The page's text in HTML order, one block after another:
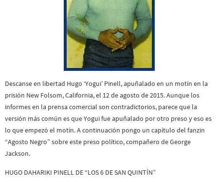
Descanse en libertad Hugo ‘Yogui’ Pinell, apuñalado en un motín en la
prisión New Folsom, California, el 12 de agosto de 2015. Aunque los
informes en la prensa comercial son contradictorios, parece que la
versión más común es que Yogui fue apuñalado por otro preso y eso es
lo que empezó el motín. A continuación pongo un capítulo del fanzin
“Agosto Negro” sobre este preso político, compañero de George
Jackson.
HUGO DAHARIKI PINELL DE “LOS 6 DE SAN QUINTÍN”